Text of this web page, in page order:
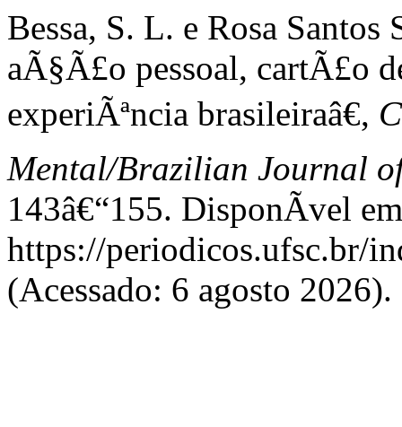
Bessa, S. L. e Rosa
aÃ§Ã£o pessoal, cartÃ£o
experiÃªncia brasileiraâ€,
Mental/Brazilian Journal
143â€“155. DisponÃ­vel
https://periodicos.ufsc.br/
(Acessado: 6 agosto 2026).